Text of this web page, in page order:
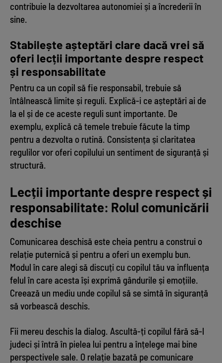
contribuie la dezvoltarea autonomiei și a încrederii în
sine.
Stabilește așteptări clare dacă vrei să
oferi lecții importante despre respect
și responsabilitate
Pentru ca un copil să fie responsabil, trebuie să
întâlnească limite și reguli. Explică-i ce așteptări ai de
la el și de ce aceste reguli sunt importante. De
exemplu, explică că temele trebuie făcute la timp
pentru a dezvolta o rutină. Consistența și claritatea
regulilor vor oferi copilului un sentiment de siguranță și
structură.
Lecții importante despre respect și
responsabilitate: Rolul comunicării
deschise
Comunicarea deschisă este cheia pentru a construi o
relație puternică și pentru a oferi un exemplu bun.
Modul în care alegi să discuți cu copilul tău va influența
felul în care acesta își exprimă gândurile și emoțiile.
Creează un mediu unde copilul să se simtă în siguranță
să vorbească deschis.
Fii mereu deschis la dialog. Ascultă-ți copilul fără să-l
judeci și întră în pielea lui pentru a înțelege mai bine
perspectivele sale. O relație bazată pe comunicare